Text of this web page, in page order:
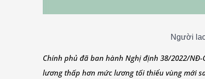
Người
Chính phủ đã ban hành Nghị định 38/2022/
lương thấp hơn mức lương tối thiểu vùng mới